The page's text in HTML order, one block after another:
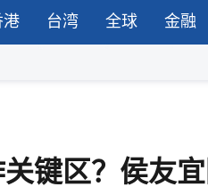
港 台湾 全球 金融
键区？侯友